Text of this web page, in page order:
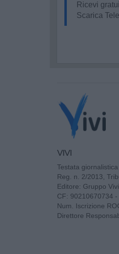
Ricevi
Scarica
VIVI
Testata giornalistica
Reg. n. 2/2013,
Editore: Gruppo Vivi
CF: 90210670734
Num. Iscrizione
Direttore